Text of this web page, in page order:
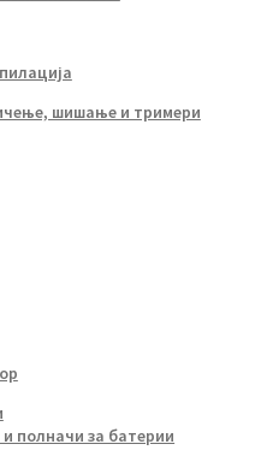
шишање и тримери
полначи за батерии